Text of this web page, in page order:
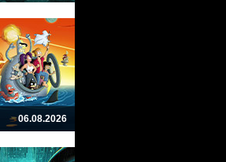
06.08.2026